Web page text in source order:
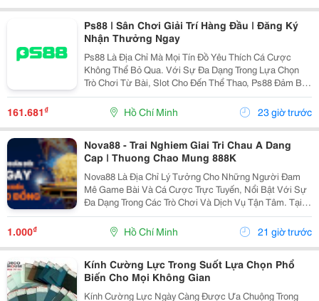
Ps88 | Sân Chơi Giải Trí Hàng Đầu | Đăng Ký
Nhận Thưởng Ngay
Ps88 Là Địa Chỉ Mà Mọi Tín Đồ Yêu Thích Cá Cược
Không Thể Bỏ Qua. Với Sự Đa Dạng Trong Lựa Chọn
Trò Chơi Từ Bài, Slot Cho Đến Thể Thao, Ps88 Đảm Bảo
Mang Đến Những Giây Phút Thư Giãn Đầy Thú Vị Cho
Người Chơi. Chúng Tôi Cam Kết Cung Cấp Dịch Vụ
Chăm...
161.681₫ Hồ Chí Minh 23 giờ trước
Nova88 - Trai Nghiem Giai Tri Chau A Dang
Cap | Thuong Chao Mung 888K
Nova88 Là Địa Chỉ Lý Tưởng Cho Những Người Đam
Mê Game Bài Và Cá Cược Trực Tuyến, Nổi Bật Với Sự
Đa Dạng Trong Các Trò Chơi Và Dịch Vụ Tận Tâm. Tại
Nova88, Người Chơi Được Trải Nghiệm Những Sản
Phẩm Cá Cược Chất Lượng Nhất, Từ Cá Cược Thể
Thao Đến...
1.000₫ Hồ Chí Minh 21 giờ trước
Kính Cường Lực Trong Suốt Lựa Chọn Phổ
Biến Cho Mọi Không Gian
Kính Cường Lực Ngày Càng Được Ưa Chuộng Trong